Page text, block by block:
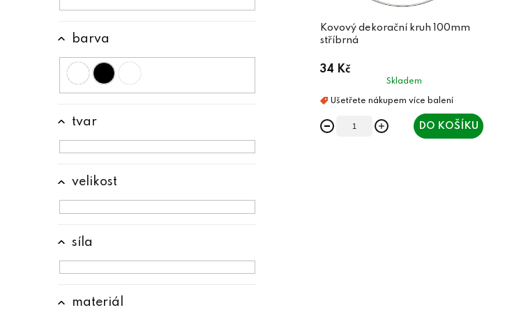
n
e
l
barva
materiál
síla
tvar
velikost
u
k
ů
d
k
ů
Kovový dekorační kruh 100mm
stříbrná
34 Kč
Skladem
DO KOŠÍKU